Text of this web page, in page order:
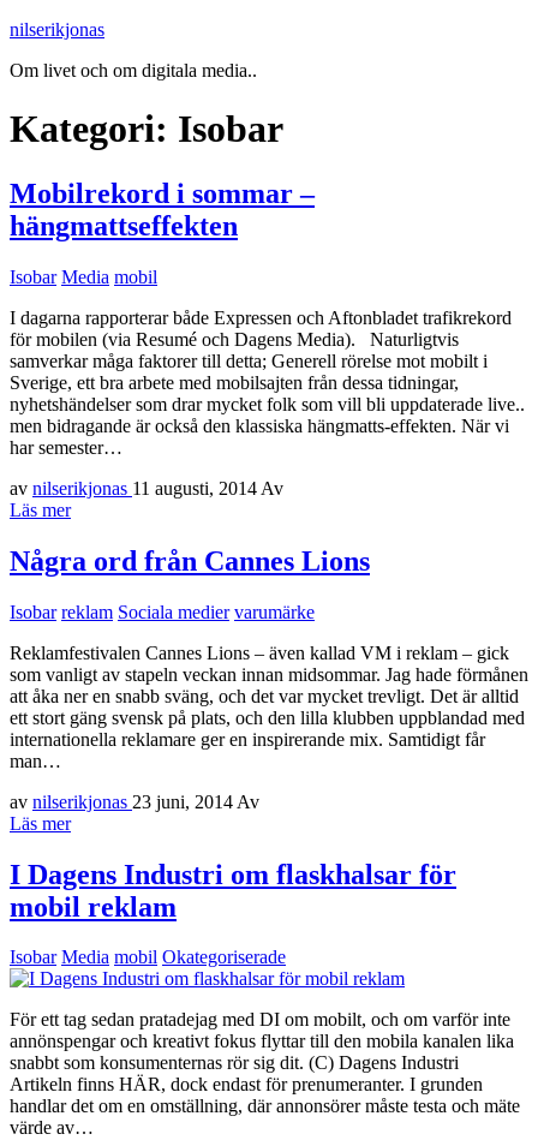
nilserikjonas
Om livet och om digitala media..
Kategori: Isobar
Mobilrekord i sommar –
hängmattseffekten
Isobar Media mobil
I dagarna rapporterar både Expressen och Aftonbladet trafikrekord
för mobilen (via Resumé och Dagens Media). Naturligtvis
samverkar måga faktorer till detta; Generell rörelse mot mobilt i
Sverige, ett bra arbete med mobilsajten från dessa tidningar,
nyhetshändelser som drar mycket folk som vill bli uppdaterade live..
men bidragande är också den klassiska hängmatts-effekten. När vi
har semester…
av nilserikjonas 11 augusti, 2014 Av
Läs mer
Några ord från Cannes Lions
Isobar reklam Sociala medier varumärke
Reklamfestivalen Cannes Lions – även kallad VM i reklam – gick
som vanligt av stapeln veckan innan midsommar. Jag hade förmånen
att åka ner en snabb sväng, och det var mycket trevligt. Det är alltid
ett stort gäng svensk på plats, och den lilla klubben uppblandad med
internationella reklamare ger en inspirerande mix. Samtidigt får
man…
av nilserikjonas 23 juni, 2014 Av
Läs mer
I Dagens Industri om flaskhalsar för
mobil reklam
Isobar Media mobil Okategoriserade
För ett tag sedan pratadejag med DI om mobilt, och om varför inte
annönspengar och kreativt fokus flyttar till den mobila kanalen lika
snabbt som konsumenternas rör sig dit. (C) Dagens Industri
Artikeln finns HÄR, dock endast för prenumeranter. I grunden
handlar det om en omställning, där annonsörer måste testa och mäte
värde av…